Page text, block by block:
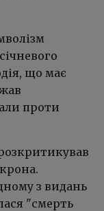
що має
проти
з видань
"смерть